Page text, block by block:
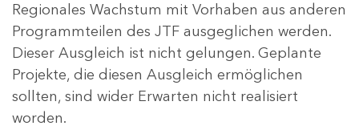
Regionales Wachstum mit Vorhaben aus anderen
Programmteilen des JTF ausgeglichen werden.
Dieser Ausgleich ist nicht gelungen. Geplante
Projekte, die diesen Ausgleich ermöglichen
sollten, sind wider Erwarten nicht realisiert
worden.